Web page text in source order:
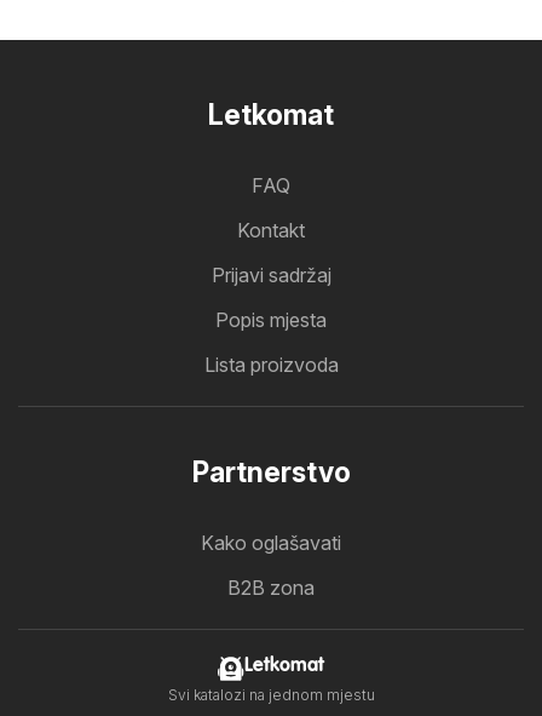
Letkomat
FAQ
Kontakt
Prijavi sadržaj
Popis mjesta
Lista proizvoda
Partnerstvo
Kako oglašavati
B2B zona
Letkomat
Svi katalozi na jednom mjestu